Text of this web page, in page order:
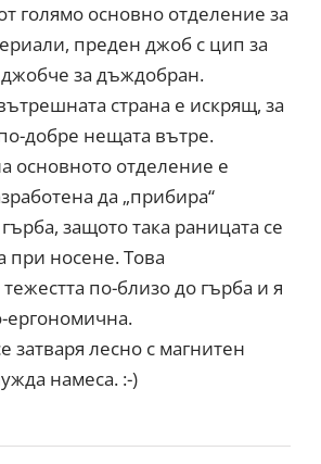
голямо основно отделение за
преден джоб с цип за
за дъждобран.
страна е искрящ, за
добре нещата вътре.
основното отделение е
да „прибира“
защото така раницата се
при носене. Това
по-близо до гърба и я
затваря лесно с магнитен
намеса. :-)